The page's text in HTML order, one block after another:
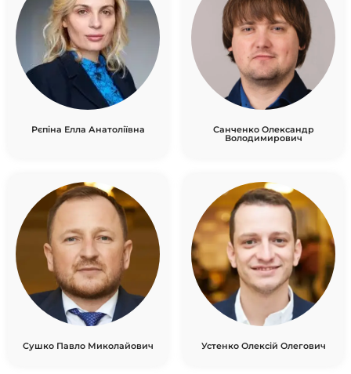
Рєпіна Елла Анатоліївна Санченко Олександр
Володимирович
Сушко Павло Миколайович Устенко Олексій Олегович